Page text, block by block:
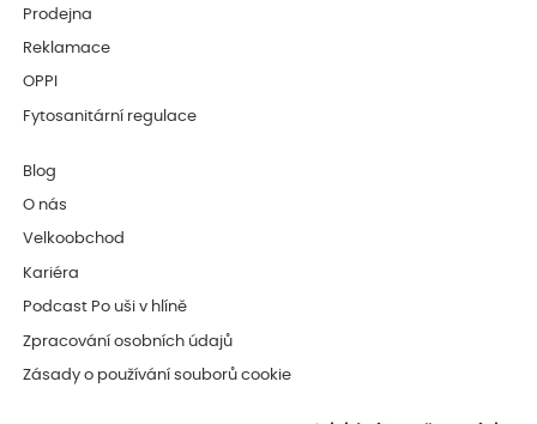
Prodejna
Reklamace
OPPI
Fytosanitární regulace
Blog
O nás
Velkoobchod
Kariéra
Podcast Po uši v hlíně
Zpracování osobních údajů
Zásady o používání souborů cookie